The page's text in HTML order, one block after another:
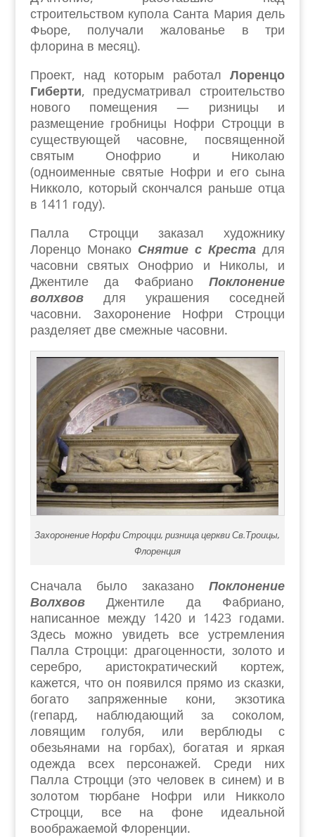
строительством купола Санта Мария дель
Фьоре, получали жалованье в три
флорина в месяц).
Проект, над которым работалЛоренцо
Гиберти, предусматривал строительство
нового помещения — ризницы и
размещение гробницы Нофри Строцци в
существующей часовне, посвященной
святым Онофрио и Николаю
(одноименные святые Нофри и его сына
Никколо, который скончался раньше отца
в 1411 году).
Палла Строцци заказал художнику
Лоренцо Монако Снятие с Крестадля
часовни святых Онофрио и Николы, и
Джентиле да ФабрианоПоклонение
волхвовдля украшения соседней
часовни. Захоронение Нофри Строцци
разделяет две смежные часовни.
Захоронение Норфи Строцци, ризница церкви Св.Троицы,
Флоренция
Сначала было заказаноПоклонение
ВолхвовДжентиле да Фабриано,
написанное между 1420 и 1423 годами.
Здесь можно увидеть все устремления
Палла Строцци: драгоценности, золото и
серебро, аристократический кортеж,
кажется, что он появился прямо из сказки,
богато запряженные кони, экзотика
(гепард, наблюдающий за соколом,
ловящим голубя, или верблюды с
обезьянами на горбах), богатая и яркая
одежда всех персонажей. Среди них
Палла Строцци (это человек в синем) и в
золотом тюрбане Нофри или Никколо
Строцци, все на фоне идеальной
воображаемой Флоренции.